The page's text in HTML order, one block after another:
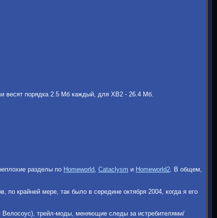
весят порядка 2.5 Мб каждый, для ХВ2 - 26.4 Мб.
разделы по Homeworld Cataclysm и Homeworld2 . В общем,
крайней мере, так было в середине октября 2004, когда я его
Велосоус), трейл-моды, меняющие следы за истребителями/